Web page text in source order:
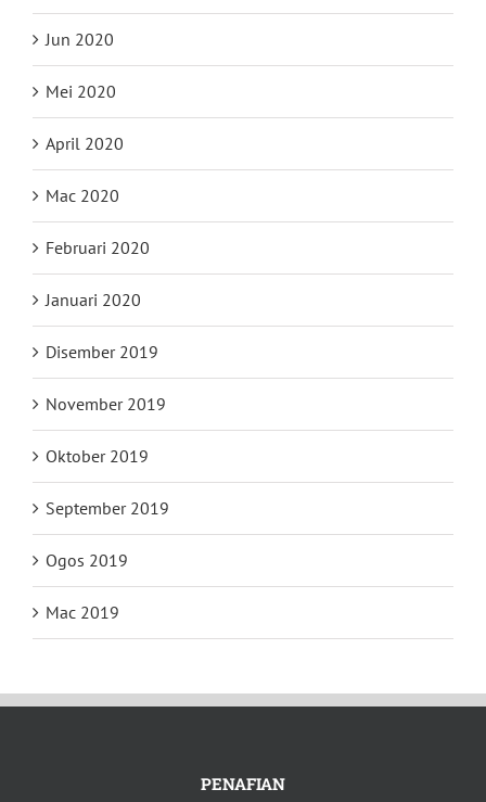
Jun 2020
Mei 2020
April 2020
Mac 2020
Februari 2020
Januari 2020
Disember 2019
November 2019
Oktober 2019
September 2019
Ogos 2019
Mac 2019
PENAFIAN